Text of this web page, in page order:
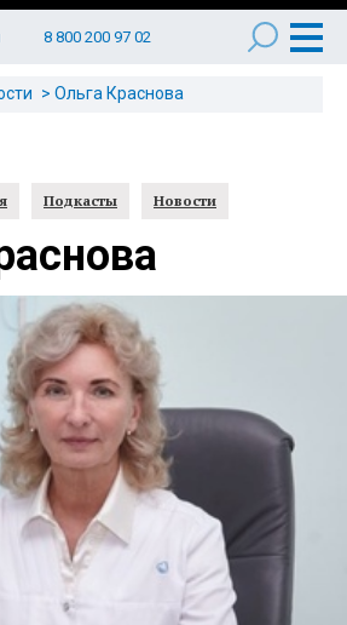
8 800 200 97 02
Ольга Краснова
Подкасты Новости